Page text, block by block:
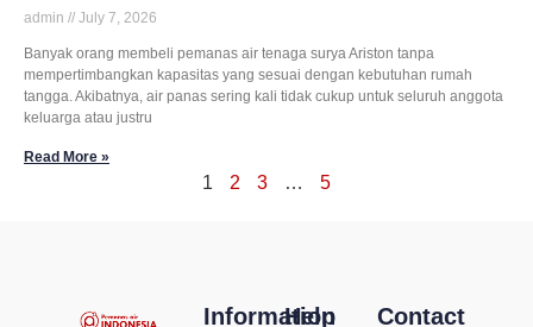
admin July 7, 2026
Banyak orang membeli pemanas air tenaga surya Ariston tanpa
mempertimbangkan kapasitas yang sesuai dengan kebutuhan rumah
tangga. Akibatnya, air panas sering kali tidak cukup untuk seluruh anggota
keluarga atau justru
Read More »
1 2 3 … 5
Information
Help Contact